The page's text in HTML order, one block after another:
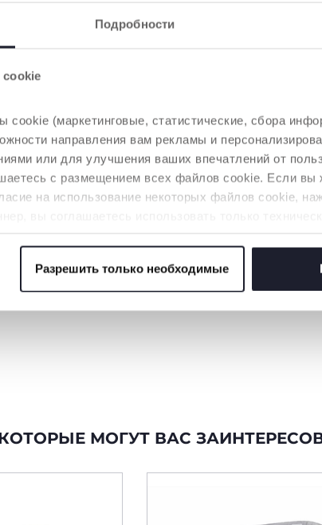
Подробности
(маркетинговые, статистические, сбора
направления вам рекламы и
или для улучшения ваших впечатлений от
с размещением всех файлов cookie. Если
на использование некоторых файлов cookie,
cookieРазрешить только необходимые
РАЗНЫМИ КРОВАТЯМИ
даже к кровати с ящиками
МОГУТ ВАС